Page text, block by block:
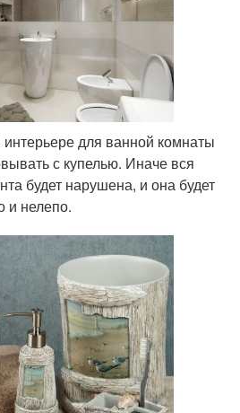
интерьере для ванной комнаты
с купелью. Иначе вся
будет нарушена, и она будет
и нелепо.